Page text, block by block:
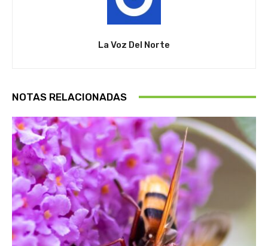
La Voz Del Norte
NOTAS RELACIONADAS